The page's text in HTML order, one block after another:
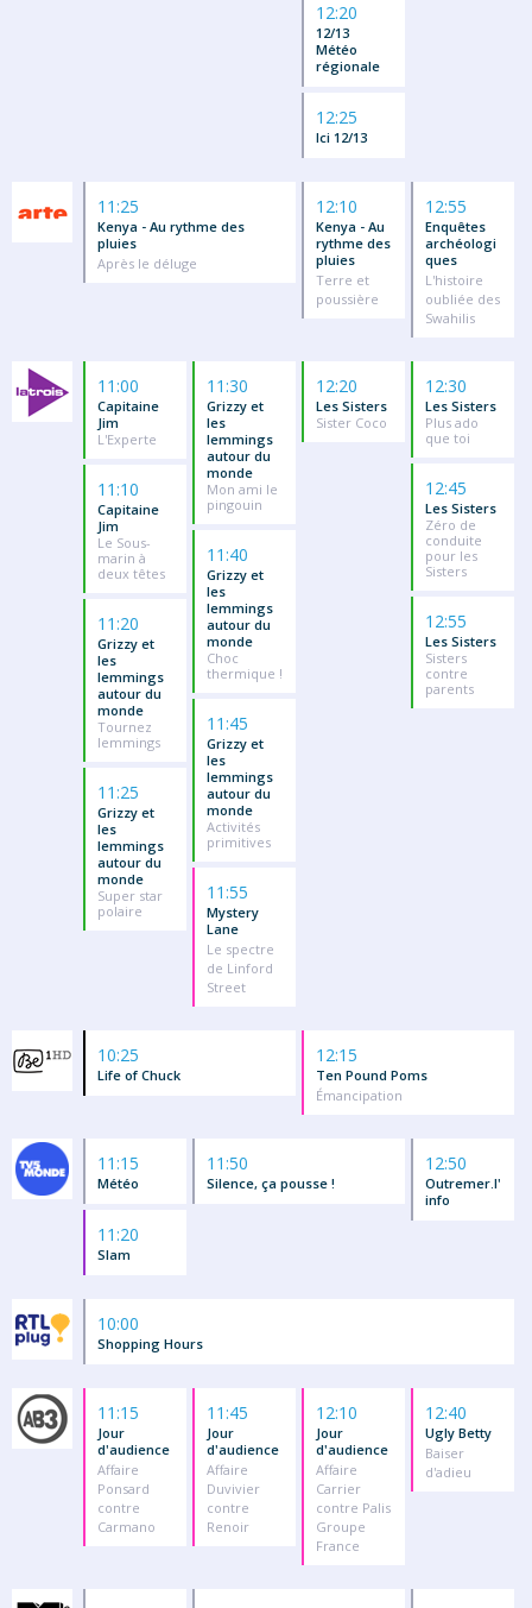
12:20
12/13
Météo
régionale
12:25
Ici 12/13
11:25
Kenya - Au rythme des
pluies
Après le déluge
12:10
Kenya - Au
rythme des
pluies
Terre et
poussière
12:55
Enquêtes
archéologi
ques
L'histoire
oubliée des
Swahilis
11:00
Capitaine
Jim
L'Experte
11:10
Capitaine
Jim
Le Sous-
marin à
deux têtes
11:20
Grizzy et
les
lemmings
autour du
monde
Tournez
lemmings
11:25
Grizzy et
les
lemmings
autour du
monde
Super star
polaire
11:30
Grizzy et
les
lemmings
autour du
monde
Mon ami le
pingouin
11:40
Grizzy et
les
lemmings
autour du
monde
Choc
thermique !
11:45
Grizzy et
les
lemmings
autour du
monde
Activités
primitives
11:55
Mystery
Lane
Le spectre
de Linford
Street
12:20
Les Sisters
Sister Coco
12:30
Les Sisters
Plus ado
que toi
12:45
Les Sisters
Zéro de
conduite
pour les
Sisters
12:55
Les Sisters
Sisters
contre
parents
10:25
Life of Chuck
12:15
Ten Pound Poms
Émancipation
11:15
Météo
11:20
Slam
11:50
Silence, ça pousse !
12:50
Outremer.l'
info
10:00
Shopping Hours
11:15
Jour
d'audience
Affaire
Ponsard
contre
Carmano
11:45
Jour
d'audience
Affaire
Duvivier
contre
Renoir
12:10
Jour
d'audience
Affaire
Carrier
contre Palis
Groupe
France
12:40
Ugly Betty
Baiser
d'adieu